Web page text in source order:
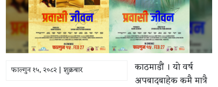
फाल्गुन १५, २०८२ | शुक्रबार
काठमाडौं । यो वर्ष
अपबादबाहेक कमै मात्रै